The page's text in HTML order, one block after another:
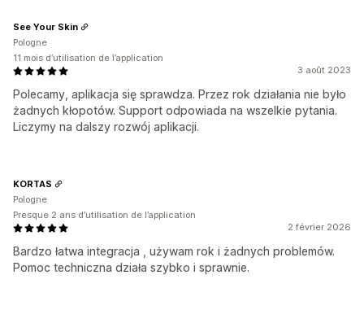
3 août 2023
Polecamy, aplikacja się sprawdza. Przez rok działania nie było
żadnych kłopotów. Support odpowiada na wszelkie pytania.
Liczymy na dalszy rozwój aplikacji.
See Your Skin
Pologne
11 mois d’utilisation de l’application
2 février 2026
Bardzo łatwa integracja , używam rok i żadnych problemów.
Pomoc techniczna działa szybko i sprawnie.
KORTAS
Pologne
Presque 2 ans d’utilisation de l’application